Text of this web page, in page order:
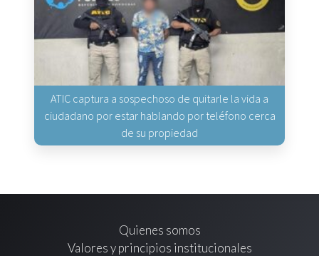
ATIC captura a sospechoso de quitarle la vida a
ciudadano por estar hablando por teléfono cerca
de su propiedad
Quienes somos
Valores y principios institucionales